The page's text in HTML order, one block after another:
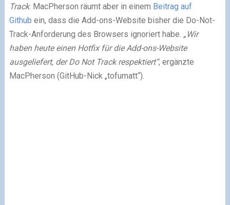
Track. MacPherson räumt aber in einem Beitrag auf
Github ein, dass die Add-ons-Website bisher die Do-Not-
Track-Anforderung des Browsers ignoriert habe. „Wir
haben heute einen Hotfix für die Add-ons-Website
ausgeliefert, der Do Not Track respektiert“, ergänzte
MacPherson (GitHub-Nick „tofumatt“).